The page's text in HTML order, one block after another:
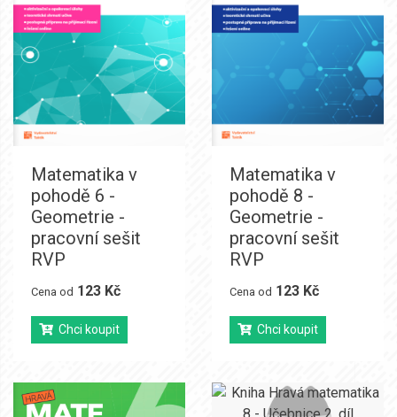
Matematika v
pohodě 6 -
Geometrie -
pracovní sešit
RVP
Cena od 123 Kč
Chci koupit
Matematika v
pohodě 8 -
Geometrie -
pracovní sešit
RVP
Cena od 123 Kč
Chci koupit